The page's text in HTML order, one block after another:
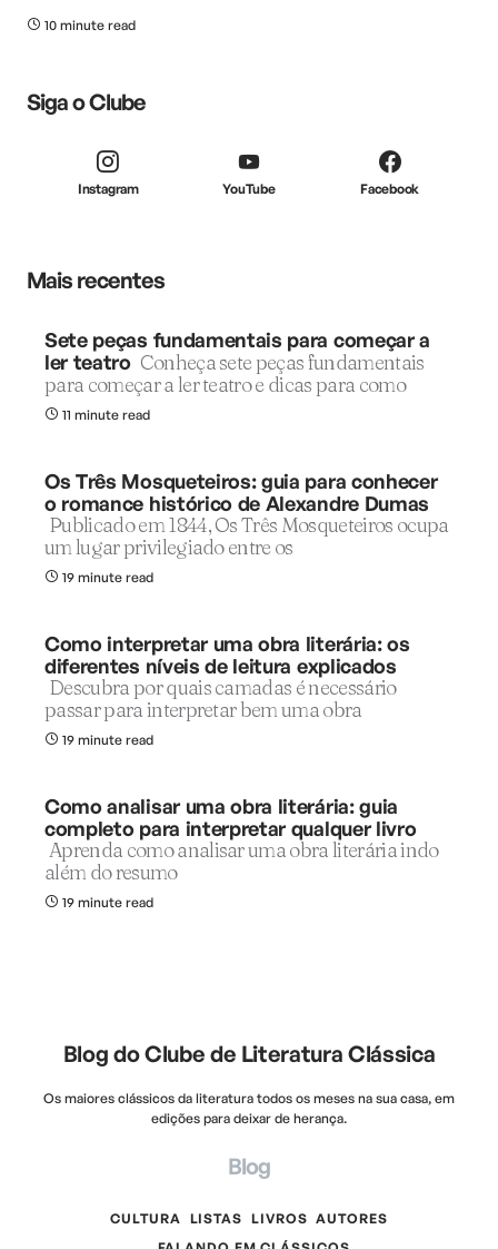
10 minute read
Siga o Clube
Instagram YouTube Facebook
Mais recentes
Sete peças fundamentais para começar a
ler teatro Conheça sete peças fundamentais
para começar a ler teatro e dicas para como
11 minute read
Os Três Mosqueteiros: guia para conhecer
o romance histórico de Alexandre Dumas
Publicado em 1844, Os Três Mosqueteiros ocupa
um lugar privilegiado entre os
19 minute read
Como interpretar uma obra literária: os
diferentes níveis de leitura explicados
Descubra por quais camadas é necessário
passar para interpretar bem uma obra
19 minute read
Como analisar uma obra literária: guia
completo para interpretar qualquer livro
Aprenda como analisar uma obra literária indo
além do resumo
19 minute read
Blog do Clube de Literatura Clássica
Os maiores clássicos da literatura todos os meses na sua casa, em
edições para deixar de herança.
Blog
CULTURA LISTAS LIVROS AUTORES